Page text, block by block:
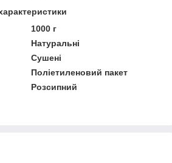
1000 г
Натуральні
Сушені
Поліетиленовий пакет
Розсипний